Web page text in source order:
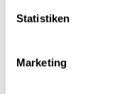
Statistiken
Marketing